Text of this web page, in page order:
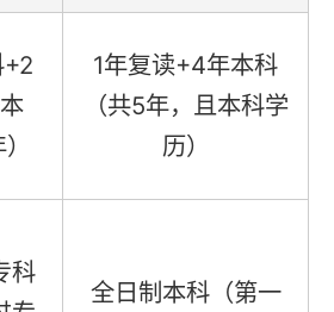
1年复读+4年本科
（共5年，且本科学
历）
科
全日制本科（第一